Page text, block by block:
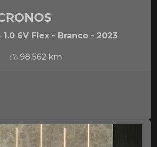
1.0 6V Flex - Branco - 2023
98.562 km